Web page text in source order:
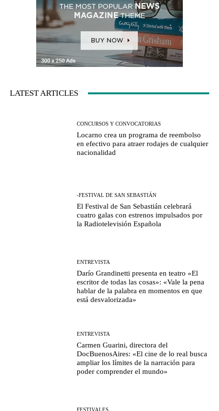
LATEST ARTICLES
CONCURSOS Y CONVOCATORIAS
Locarno crea un programa de reembolso
en efectivo para atraer rodajes de cualquier
nacionalidad
-FESTIVAL DE SAN SEBASTIÁN
El Festival de San Sebastián celebrará
cuatro galas con estrenos impulsados por
la Radiotelevisión Española
ENTREVISTA
Darío Grandinetti presenta en teatro «El
escritor de todas las cosas»: «Vale la pena
hablar de la palabra en momentos en que
está desvalorizada»
ENTREVISTA
Carmen Guarini, directora del
DocBuenosAires: «El cine de lo real busca
ampliar los límites de la narración para
poder comprender el mundo»
FESTIVALES